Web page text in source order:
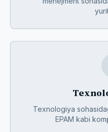
Texnologiya
EPAM kabi